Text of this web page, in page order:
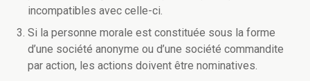
incompatibles avec celle-ci.
Si la personne morale est constituée sous la forme
d’une société anonyme ou d’une société commandite
par action, les actions doivent être nominatives.